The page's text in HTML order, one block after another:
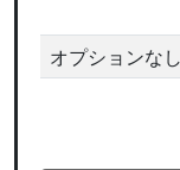
オプションなし